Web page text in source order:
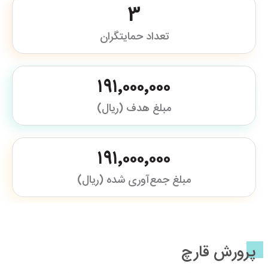
3
تعداد حمایتگران
۱۹۱٬۰۰۰٬۰۰۰
مبلغ هدف (ریال)
۱۹۱٬۰۰۰٬۰۰۰
مبلغ جمع‌آوری شده (ریال)
پرورش قارچ